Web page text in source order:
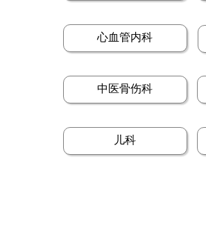
心血管内科
中医骨伤科
儿科